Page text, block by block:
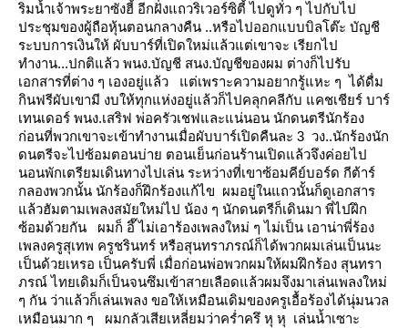
ริมน้ำเจ้าพระยาซังฮี้ อีกฝั่งแถวริเวอร์ซิตี้ ไปดูทั่ว ๆ ไปกับไป
ประชุมของผู้ถือหุ้นตอนกลางคืน ..หรือไปออกแบบบิลโต๊ะ บัญชี
ระบบการเงินให้ ผับบาร์ที่เปิดใหม่แล้วแต่เขาจะ เรียกไป
ทำงาน...ปกติแล้ว พนง.บัญชี สนง.บัญชีของผม ต่างก็ไปรับ
เอกสารที่ต่าง ๆ เองอยู่แล้ว
ต่เพราะความอยากรู้แหะ ๆ ได้ดื่ม
กินฟรีผับเขามี งบให้ทุกแห่งอยู่แล้วก็ไปคลุกคลีกับ แคชเชียร์ บาร์
เทนเดอร์ พนง.เสริฟ พ่อครัวเชฟและแน่นอน นักดนตรีนักร้อง
ก่อนที่พวกเขาจะเข้าทำงานเมื่อผับบาร์เปิดคืนละ 3 วง..นักร้องนัก
ดนตรีจะไปซ้อมตอนบ่า ตอนเย็นก่อนร้านเปิดแล้วจึงค่อยไป
นอนพักเตรียมเดินทางไปเล่น ระหว่างที่เขาซ้อมคีย์บอร์ด กีต้าร์
กลองพวกนั้น นักร้องก็ฝึกร้องแก้ไข ผมอยู่ในแถวนั้นก็ดูเอกสาร
ล้วฮัมตามเพลงสมัยใหม่ไป น้อง ๆ นักดนตรีก็เดินมา พี่ไปฝึก
ซ้อมด้วยกัน
ผมก็ อึ๊ ไม่เอาร้องเพลงใหม่ ๆ ไม่เป็น เอาน่าพี่ร้อง
เพลงครูสุเทพ ครูชรินทร์ หรือสุนทราภรณ์ก็ได้พวกผมเล่นเป็นนะ
เป็นด้วยเหรอ เป็นครับพี่ เมื่อก่อนพ่อพวกผมให้ผมฝึกร้อง สุนทรา
ภรณ์ ไทยเดิมก็เป็นจนซึมเข้าสายเลือดแล้วผมจึงมาเล่นเพลงใหม่
ๆ กัน ว่าแล้วก็เล่นเพลง ขอให้เหมือนเดิมของครูเอื้อร้องได้นุ่มนวล
เหมือนมาก ๆ
ผมกลัวเสียเหลี่ยมว่าคร่ำครึ หุ หุ เล่นน้ำเซาะ